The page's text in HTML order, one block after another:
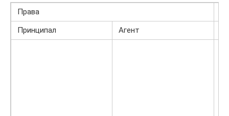
Права
Принципал
Агент